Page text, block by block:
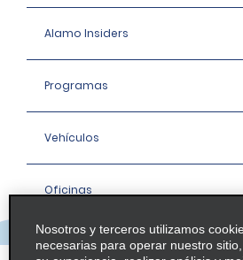
Alamo Insiders
Programas
Vehículos
Oficinas
Empresa
Nosotros y terceros utilizamos
necesarias para operar nuestro